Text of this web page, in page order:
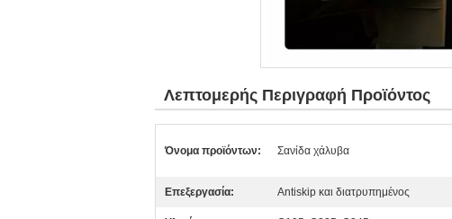
Λεπτομερής Περιγραφή Προϊόντος
Όνομα προϊόντων: Σανίδα χάλυβα
Επεξεργασία: Antiskip και διατρυπημένος